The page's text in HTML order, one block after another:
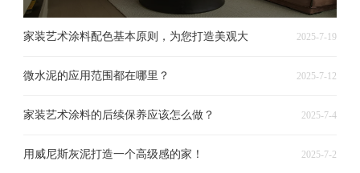
2025-7-19
家装艺术涂料配色基本原则，为您打造美观大
2025-7-12
微水泥的应用范围都在哪里？
2025-7-4
家装艺术涂料的后续保养应该怎么做？
2025-7-2
用威尼斯灰泥打造一个高级感的家！